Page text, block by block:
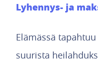
Lyhennys- ja
Elämässä
suurista